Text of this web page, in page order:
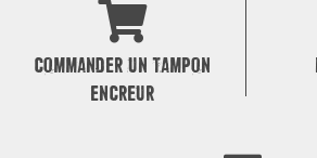
COMMANDER UN TAMPON
ENCREUR